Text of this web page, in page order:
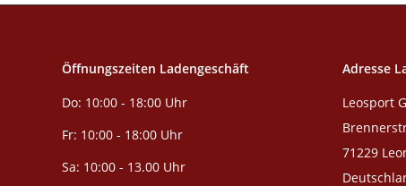
Öffnungszeiten Ladengeschäft
Do: 10:00 - 18:00 Uhr
Fr: 10:00 - 18:00 Uhr
Sa: 10:00 - 13.00 Uhr
Adresse
Leosport
71229